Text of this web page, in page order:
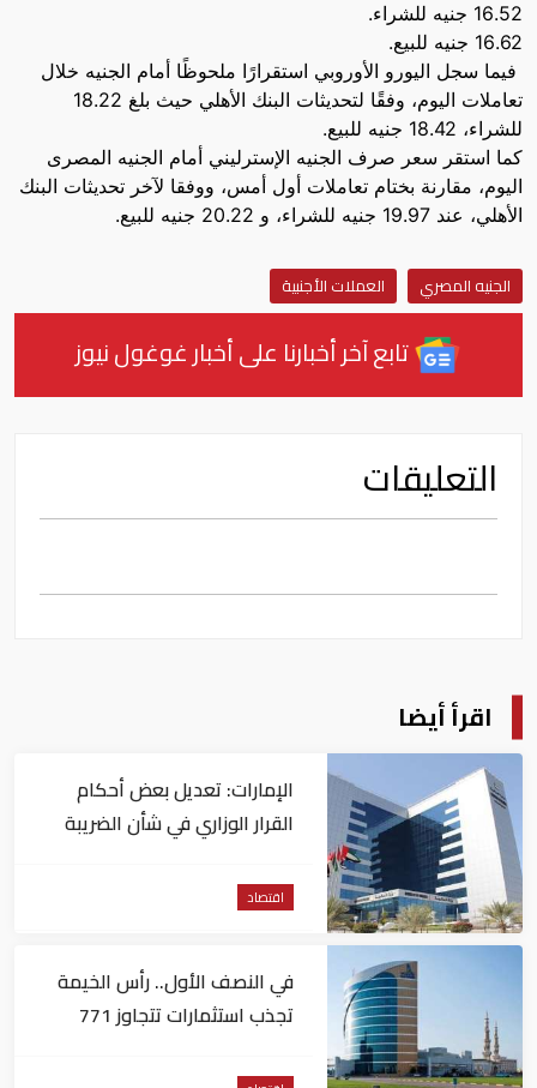
16.52 جنيه للشراء.
16.62 جنيه للبيع.
فيما سجل اليورو الأوروبي استقرارًا ملحوظًا أمام الجنيه خلال
تعاملات اليوم، وفقًا لتحديثات البنك الأهلي حيث بلغ 18.22
للشراء، 18.42 جنيه للبيع.
كما استقر سعر صرف الجنيه الإسترليني أمام الجنيه المصرى
اليوم، مقارنة بختام تعاملات أول أمس، ووفقا لآخر تحديثات البنك
الأهلي، عند 19.97 جنيه للشراء، و 20.22 جنيه للبيع.
الجنيه المصري العملات الأجنبية
تابع آخر أخبارنا على أخبار غوغول نيوز
التعليقات
اقرأ أيضا
الإمارات: تعديل بعض أحكام
القرار الوزاري في شأن الضريبة
اقتصاد
في النصف الأول.. رأس الخيمة
تجذب استثمارات تتجاوز 771